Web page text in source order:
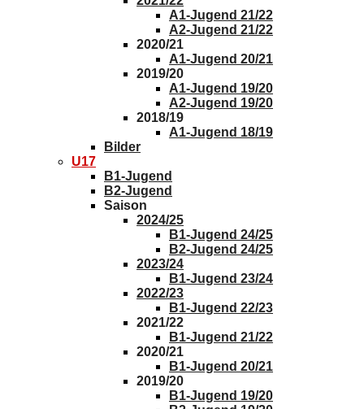
A1-Jugend 21/22
A2-Jugend 21/22
2020/21
A1-Jugend 20/21
2019/20
A1-Jugend 19/20
A2-Jugend 19/20
2018/19
A1-Jugend 18/19
Bilder
U17
B1-Jugend
B2-Jugend
Saison
2024/25
B1-Jugend 24/25
B2-Jugend 24/25
2023/24
B1-Jugend 23/24
2022/23
B1-Jugend 22/23
2021/22
B1-Jugend 21/22
2020/21
B1-Jugend 20/21
2019/20
B1-Jugend 19/20